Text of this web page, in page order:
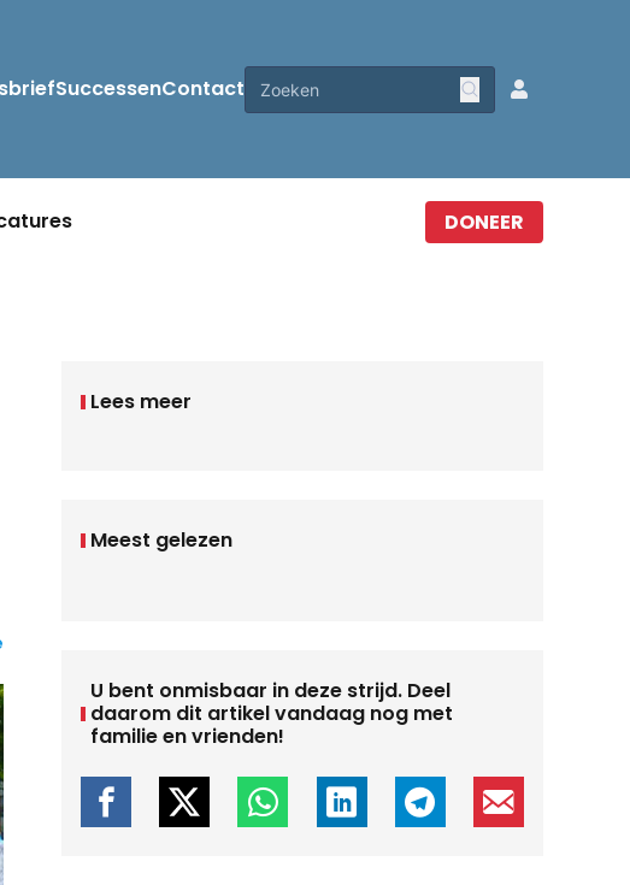
SuccessenContact
DONEER
Lees meer
Meest gelezen
U bent onmisbaar in deze strijd. Deel
daarom dit artikel vandaag nog met
familie en vrienden!